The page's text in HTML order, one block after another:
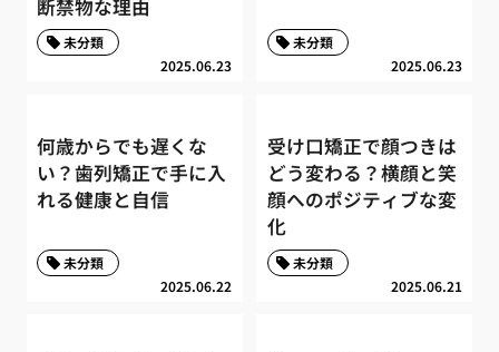
断禁物な理由
2025.06.23
未分類
2025.06.23
未分類
何歳からでも遅くな
い？歯列矯正で手に入
れる健康と自信
2025.06.22
未分類
受け口矯正で顔つきは
どう変わる？横顔と笑
顔へのポジティブな変
化
2025.06.21
未分類